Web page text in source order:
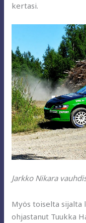
kertasi.
Jarkko Nikara
Myös toiselta sijalta
ohjastanut Tuukka